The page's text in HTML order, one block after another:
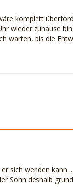
komplett
wieder zuhause
warten, bis die
sich wenden
Sohn deshalb